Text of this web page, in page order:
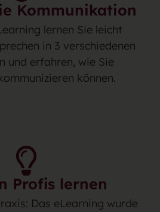
Kommunikation
lernen Sie leicht
in 3 verschiedenen
und erfahren, wie Sie
können.
Profis lernen
Das eLearning wurde